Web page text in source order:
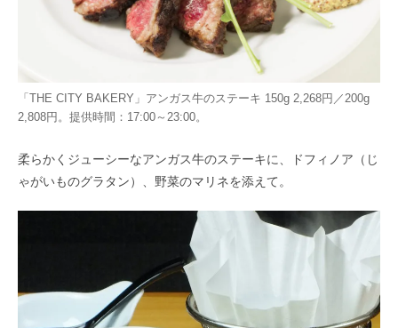
「THE CITY BAKERY」アンガス牛のステーキ 150g 2,268円／200g
2,808円。提供時間：17:00～23:00。
柔らかくジューシーなアンガス牛のステーキに、ドフィノア（じ
ゃがいものグラタン）、野菜のマリネを添えて。